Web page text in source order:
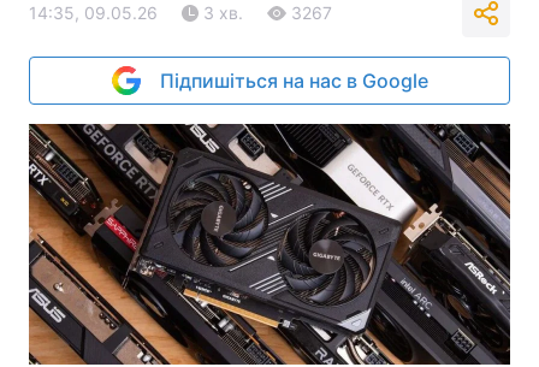
14:35, 09.05.26 3 хв. 3267
Підпишіться на нас в Google